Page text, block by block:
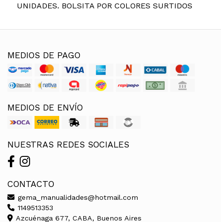
UNIDADES. BOLSITA POR COLORES SURTIDOS
MEDIOS DE PAGO
MEDIOS DE ENVÍO
NUESTRAS REDES SOCIALES
CONTACTO
gema_manualidades@hotmail.com
1149513353
Azcuénaga 677, CABA, Buenos Aires